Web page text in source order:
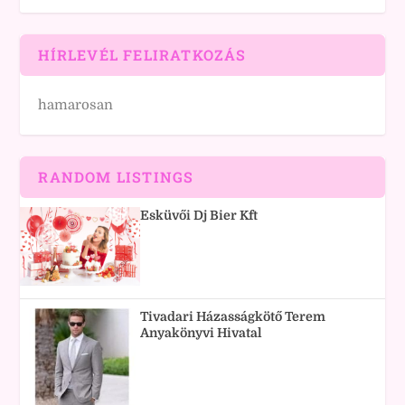
HÍRLEVÉL FELIRATKOZÁS
hamarosan
RANDOM LISTINGS
Esküvői Dj Bier Kft
Tivadari Házasságkötő Terem
Anyakönyvi Hivatal